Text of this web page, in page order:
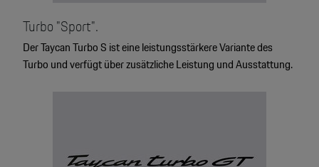
Turbo "Sport".
Der Taycan Turbo S ist eine leistungsstärkere Variante des
Turbo und verfügt über zusätzliche Leistung und Ausstattung.